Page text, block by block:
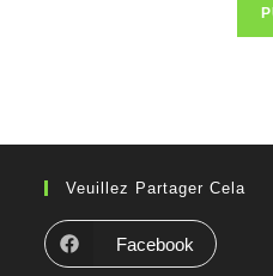
Veuillez Partager Cela
Facebook